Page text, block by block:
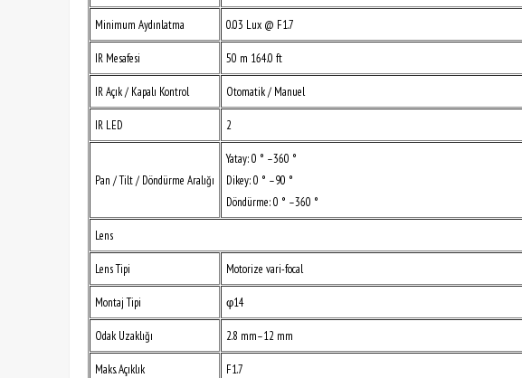
Minimum Aydınlatma 0.03 Lux @ F1.7
IR Mesafesi 50 m 164.0 ft
IR Açık / Kapalı Kontrol Otomatik / Manuel
IR LED 2
Pan / Tilt / Döndürme Aralığı
Yatay: 0 ° –360 °
Dikey: 0 ° –90 °
Döndürme: 0 ° –360 °
Lens
Lens Tipi Motorize vari-focal
Montaj Tipi φ14
Odak Uzaklığı 2.8 mm–12 mm
Maks. Açıklık F1.7